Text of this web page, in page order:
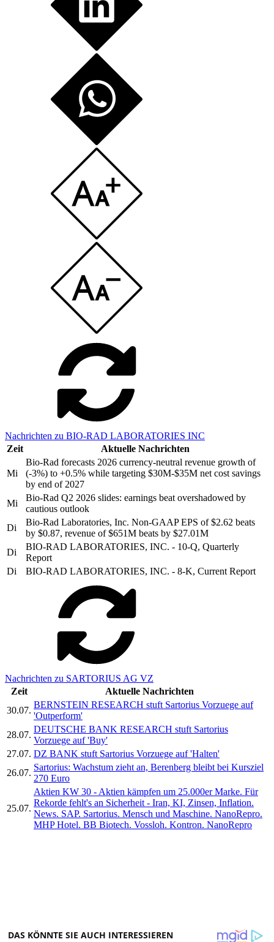
Nachrichten zu BIO-RAD LABORATORIES INC
Zeit
Aktuelle Nachrichten
Mi
Bio-Rad forecasts 2026 currency-neutral revenue growth of
(-3%) to +0.5% while targeting $30M-$35M net cost savings
by end of 2027
Mi
Bio-Rad Q2 2026 slides: earnings beat overshadowed by
cautious outlook
Di
Bio-Rad Laboratories, Inc. Non-GAAP EPS of $2.62 beats
by $0.87, revenue of $651M beats by $27.01M
Di
BIO-RAD LABORATORIES, INC. - 10-Q, Quarterly
Report
Di
BIO-RAD LABORATORIES, INC. - 8-K, Current Report
Nachrichten zu SARTORIUS AG VZ
Zeit
Aktuelle Nachrichten
30.07.
BERNSTEIN RESEARCH stuft Sartorius Vorzuege auf
'Outperform'
28.07.
DEUTSCHE BANK RESEARCH stuft Sartorius
Vorzuege auf 'Buy'
27.07. DZ BANK stuft Sartorius Vorzuege auf 'Halten'
26.07.
Sartorius: Wachstum zieht an, Berenberg bleibt bei Kursziel
270 Euro
25.07.
Aktien KW 30 - Aktien kämpfen um 25.000er Marke. Für
Rekorde fehlt's an Sicherheit - Iran, KI, Zinsen, Inflation.
News. SAP. Sartorius. Mensch und Maschine. NanoRepro.
MHP Hotel. BB Biotech. Vossloh. Kontron. NanoRepro